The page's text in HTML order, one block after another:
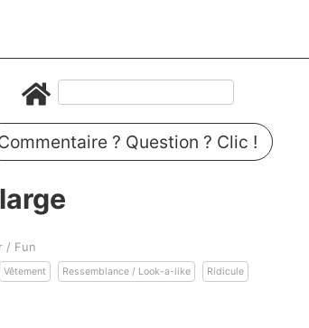
? Question ? Clic !
/ Fun
Vêtement Ressemblance / Look-a-like Ridicule